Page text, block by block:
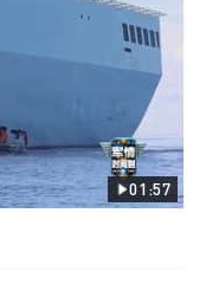
01:57